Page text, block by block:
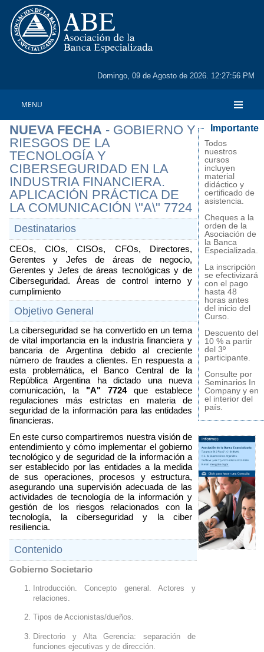
Domingo, 09 de Agosto de 2026. 12:27:56 PM
MENU
NUEVA FECHA - GOBIERNO Y
RIESGOS DE LA
TECNOLOGÍA Y
CIBERSEGURIDAD EN LA
INDUSTRIA FINANCIERA.
APLICACIÓN PRÁCTICA DE
LA COMUNICACIÓN \"A\" 7724
Destinatarios
CEOs, CIOs, CISOs, CFOs, Directores,
Gerentes y Jefes de áreas de negocio,
Gerentes y Jefes de áreas tecnológicas y de
Ciberseguridad. Áreas de control interno y
cumplimiento
Objetivo General
La ciberseguridad se ha convertido en un tema
de vital importancia en la industria financiera y
bancaria de Argentina debido al creciente
número de fraudes a clientes. En respuesta a
esta problemática, el Banco Central de la
República Argentina ha dictado una nueva
comunicación, la "A" 7724 que establece
regulaciones más estrictas en materia de
seguridad de la información para las entidades
financieras.
En este curso compartiremos nuestra visión de
entendimiento y cómo implementar el gobierno
tecnológico y de seguridad de la información a
ser establecido por las entidades a la medida
de sus operaciones, procesos y estructura,
asegurando una supervisión adecuada de las
actividades de tecnología de la información y
gestión de los riesgos relacionados con la
tecnología, la ciberseguridad y la ciber
resiliencia.
Contenido
Gobierno Societario
Introducción. Concepto general. Actores y
relaciones.
Tipos de Accionistas/dueños.﻿
Directorio y Alta Gerencia: separación de
funciones ejecutivas y de dirección.﻿
Importante
Todos
nuestros
cursos
incluyen
material
didáctico y
certificado de
asistencia.
Cheques a la
orden de la
Asociación de
la Banca
Especializada.
La inscripción
se efectivizará
con el pago
hasta 48
horas antes
del inicio del
Curso.
Descuento del
10 % a partir
del 3º
participante.
Consulte por
Seminarios In
Company y en
el interior del
país.